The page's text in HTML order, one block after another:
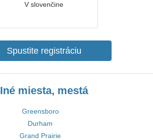
V slovenčine
Spustite registráciu
Iné miesta, mestá
Greensboro
Durham
Grand Prairie